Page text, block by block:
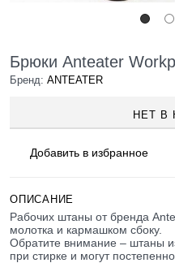
Брюки Anteater
Бренд: ANTEATER
НЕТ В
Добавить в избранное
ОПИСАНИЕ
Рабочих штаны от бренда
молотка и кармашком сбоку.
Обратите внимание – штаны
при стирке и могут